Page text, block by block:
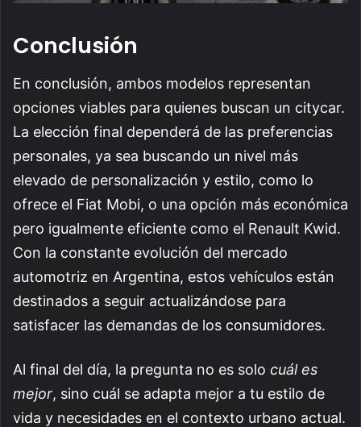
Conclusión
En conclusión, ambos modelos representan
opciones viables para quienes buscan un citycar.
La elección final dependerá de las preferencias
personales, ya sea buscando un nivel más
elevado de personalización y estilo, como lo
ofrece el Fiat Mobi, o una opción más económica
pero igualmente eficiente como el Renault Kwid.
Con la constante evolución del mercado
automotriz en Argentina, estos vehículos están
destinados a seguir actualizándose para
satisfacer las demandas de los consumidores.
Al final del día, la pregunta no es solo cuál es
mejor, sino cuál se adapta mejor a tu estilo de
vida y necesidades en el contexto urbano actual.